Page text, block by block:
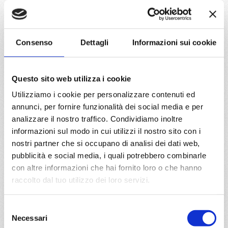
Consenso Dettagli Informazioni sui cookie
Questo sito web utilizza i cookie
Utilizziamo i cookie per personalizzare contenuti ed
annunci, per fornire funzionalità dei social media e per
analizzare il nostro traffico. Condividiamo inoltre
informazioni sul modo in cui utilizzi il nostro sito con i
nostri partner che si occupano di analisi dei dati web,
pubblicità e social media, i quali potrebbero combinarle
con altre informazioni che hai fornito loro o che hanno
raccolto dal tuo utilizzo dei loro servizi.
delNecessari
Caraibi 8 giorni
Port Canaveral, Nassau, Ocho Rios, George Town, Ocean
Cay Msc Marine Reserve, Port Canaveral
22/11/2026
€ 524
a partire da
€ 524